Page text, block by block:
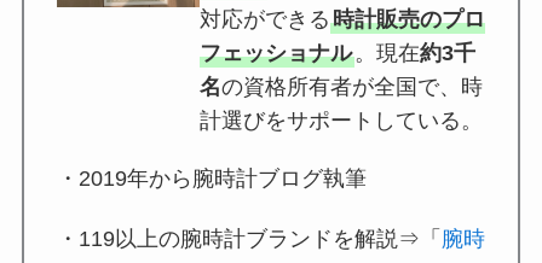
対応ができる時計販売のプロ
フェッショナル。現在約3千
名の資格所有者が全国で、時
計選びをサポートしている。
・2019年から腕時計ブログ執筆
・119以上の腕時計ブランドを解説⇒「 腕時